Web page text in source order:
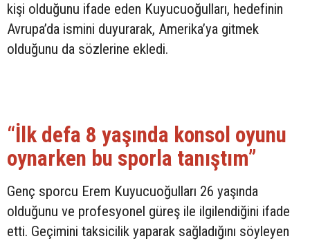
kişi olduğunu ifade eden Kuyucuoğulları, hedefinin
Avrupa’da ismini duyurarak, Amerika’ya gitmek
olduğunu da sözlerine ekledi.
“İlk defa 8 yaşında konsol oyunu
oynarken bu sporla tanıştım”
Genç sporcu Erem Kuyucuoğulları 26 yaşında
olduğunu ve profesyonel güreş ile ilgilendiğini ifade
etti. Geçimini taksicilik yaparak sağladığını söyleyen